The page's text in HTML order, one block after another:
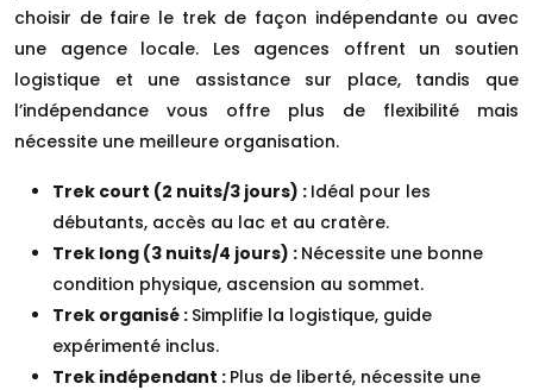
choisir de faire le trek de façon indépendante ou avec
une agence locale. Les agences offrent un soutien
logistique et une assistance sur place, tandis que
l’indépendance vous offre plus de flexibilité mais
nécessite une meilleure organisation.
Trek court (2 nuits/3 jours) : Idéal pour les
débutants, accès au lac et au cratère.
Trek long (3 nuits/4 jours) : Nécessite une bonne
condition physique, ascension au sommet.
Trek organisé : Simplifie la logistique, guide
expérimenté inclus.
Trek indépendant : Plus de liberté, nécessite une